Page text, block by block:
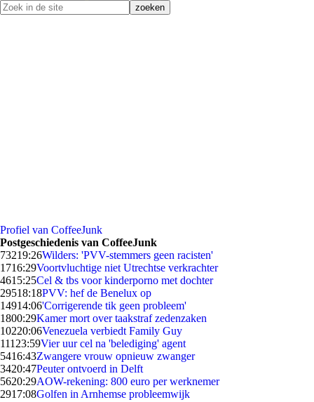
Profiel van CoffeeJunk
Postgeschiedenis van CoffeeJunk
73219:26Wilders: 'PVV-stemmers geen racisten'
1716:29Voortvluchtige niet Utrechtse verkrachter
4615:25Cel & tbs voor kinderporno met dochter
29518:18PVV: hef de Benelux op
14914:06'Corrigerende tik geen probleem'
1800:29Kamer mort over taakstraf zedenzaken
10220:06Venezuela verbiedt Family Guy
111 23:59Vier uur cel na 'belediging' agent
5416:43Zwangere vrouw opnieuw zwanger
3420:47Peuter ontvoerd in Delft
5620:29AOW-rekening: 800 euro per werknemer
2917:08Golfen in Arnhemse probleemwijk